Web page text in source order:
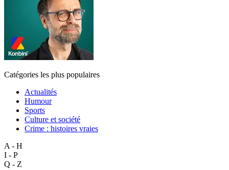
Catégories les plus populaires
Actualités
Humour
Sports
Culture et société
Crime : histoires vraies
A - H
I - P
Q - Z